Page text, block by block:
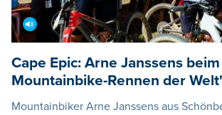
Cape Epic: Arne Janssens
Mountainbike-Rennen der
Mountainbiker Arne Janssens aus